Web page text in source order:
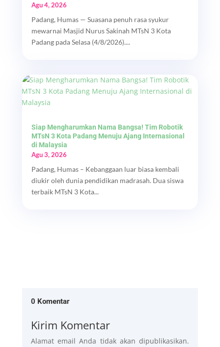
Agu 4, 2026
Padang, Humas — Suasana penuh rasa syukur
mewarnai Masjid Nurus Sakinah MTsN 3 Kota
Padang pada Selasa (4/8/2026)....
Siap Mengharumkan Nama Bangsa! Tim Robotik
MTsN 3 Kota Padang Menuju Ajang Internasional
di Malaysia
Agu 3, 2026
Padang, Humas – Kebanggaan luar biasa kembali
diukir oleh dunia pendidikan madrasah. Dua siswa
terbaik MTsN 3 Kota...
0 Komentar
Kirim Komentar
Alamat email Anda tidak akan dipublikasikan.